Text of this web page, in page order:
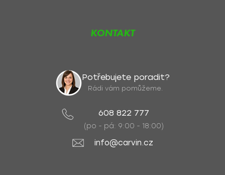
KONTAKT
Potřebujete poradit?
Rádi vám pomůžeme.
608 822 777
(po - pá: 9:00 - 18:00)
info@carvin.cz